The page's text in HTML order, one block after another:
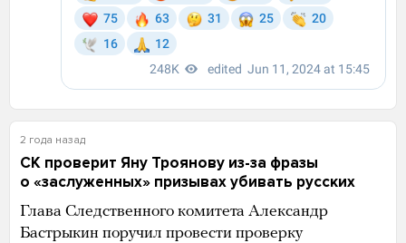
2 года назад
СК проверит Яну Троянову из-за фразы
о «заслуженных» призывах убивать русских
Глава Следственного комитета Александр
Бастрыкин поручил провести проверку